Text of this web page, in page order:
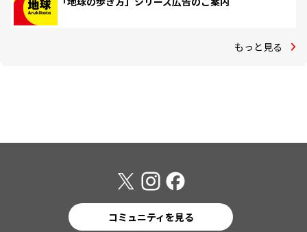
もっと見る
コミュニティを見る